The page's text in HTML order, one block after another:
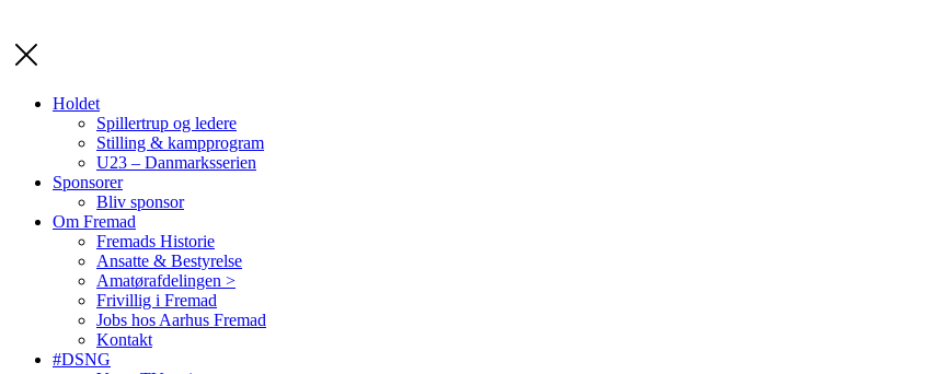
Holdet
Spillertrup og ledere
Stilling & kampprogram
U23 – Danmarksserien
Sponsorer
Bliv sponsor
Om Fremad
Fremads Historie
Ansatte & Bestyrelse
Amatørafdelingen >
Frivillig i Fremad
Jobs hos Aarhus Fremad
Kontakt
#DSNG